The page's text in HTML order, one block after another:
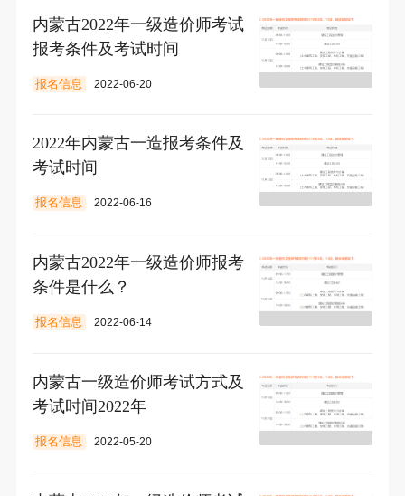
内蒙古2022年一级造价师考试
报考条件及考试时间
报名信息 2022-06-20
2022年内蒙古一造报考条件及
考试时间
报名信息 2022-06-16
内蒙古2022年一级造价师报考
条件是什么？
报名信息 2022-06-14
内蒙古一级造价师考试方式及
考试时间2022年
报名信息 2022-05-20